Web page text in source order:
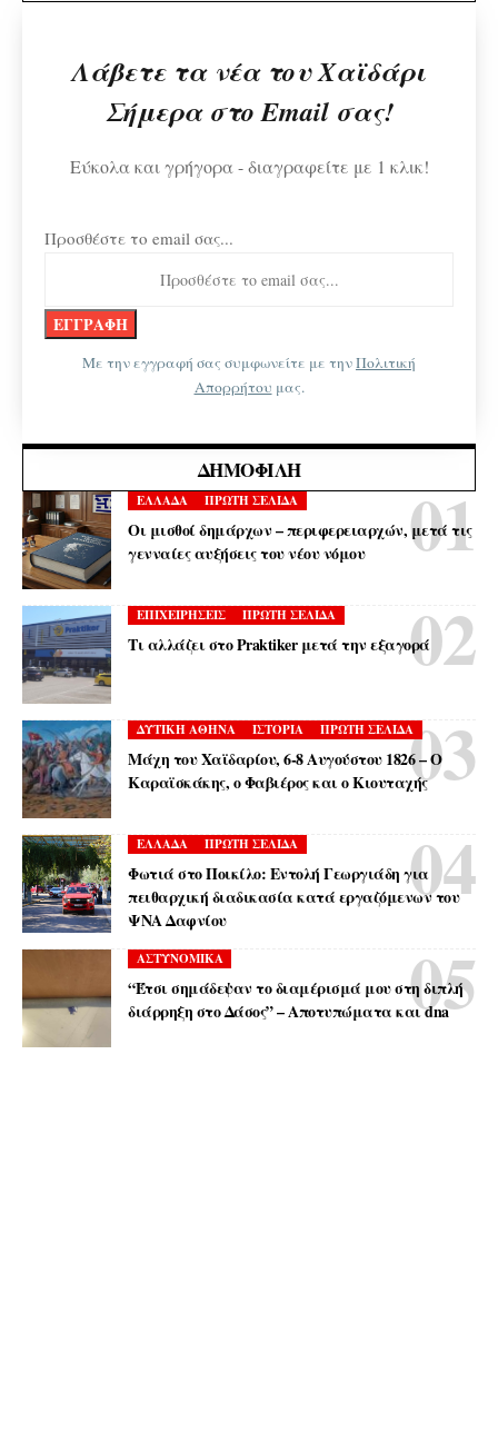
Λάβετε τα νέα του Χαϊδάρι
Σήμερα στο Email σας!
Εύκολα και γρήγορα - διαγραφείτε με 1 κλικ!
Προσθέστε το email σας...
Με την εγγραφή σας συμφωνείτε με τηνΠολιτική
Απορρήτου μας.
ΔΗΜΟΦΙΛΉ
ΕΛΛΑΔΑ ΠΡΩΤΗ ΣΕΛΙΔΑ
Οι μισθοί δημάρχων – περιφερειαρχών, μετά τις
γενναίες αυξήσεις του νέου νόμου
ΕΠΙΧΕΙΡΗΣΕΙΣ ΠΡΩΤΗ ΣΕΛΙΔΑ
Τι αλλάζει στο Praktiker μετά την εξαγορά
ΔΥΤΙΚΗ ΑΘΗΝΑ ΙΣΤΟΡΙΑ ΠΡΩΤΗ ΣΕΛΙΔΑ
Μάχη του Χαϊδαρίου, 6-8 Αυγούστου 1826 – Ο
Καραϊσκάκης, ο Φαβιέρος και ο Κιουταχής
ΕΛΛΑΔΑ ΠΡΩΤΗ ΣΕΛΙΔΑ
Φωτιά στο Ποικίλο: Εντολή Γεωργιάδη για
πειθαρχική διαδικασία κατά εργαζόμενων του
ΨΝΑ Δαφνίου
ΑΣΤΥΝΟΜΙΚΑ
“Έτσι σημάδεψαν το διαμέρισμά μου στη διπλή
διάρρηξη στο Δάσος” – Αποτυπώματα και dna